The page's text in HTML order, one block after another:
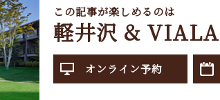
この記事が楽しめるのは
軽井沢 & VIALA
オンライン予約